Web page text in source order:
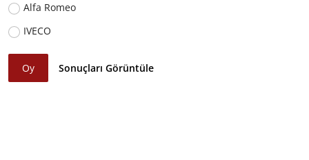
Alfa Romeo
IVECO
Oy Sonuçları Görüntüle